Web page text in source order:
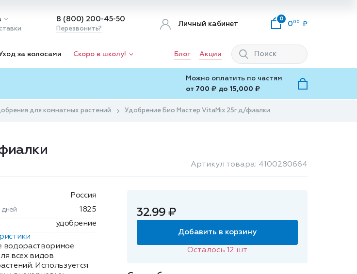
8 (800) 200-45-50
Перезвонить?
Личный кабинет
0
0 00
за волосами Скоро в школу! Блог Акции
Можно оплатить по частям
от 700 ₽ до 15,000 ₽
для комнатных растений Удобрение Био Мастер VitaMix 25г д/фиалки
Артикул товара: 4100280664
Россия
дней 1825
удобрение
водорастворимое
всех видов
Используется
32.99 ₽
Добавить в корзину
Осталось 12 шт